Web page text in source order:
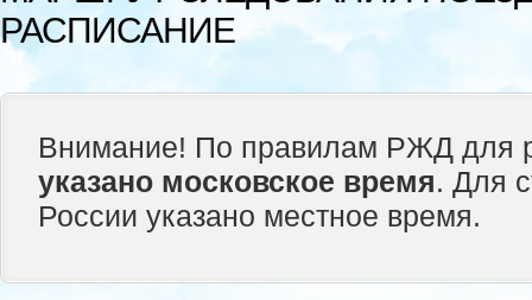
РАСПИСАНИЕ
Внимание! По правилам РЖД для
указано московское время. Для
России указано местное время.